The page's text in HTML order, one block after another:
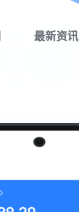
最新资讯